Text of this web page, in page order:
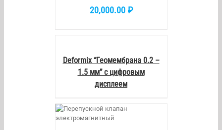
20,000.00 ₽
Deformix “Геомембрана 0.2 –
1.5 мм” c цифровым
дисплеем